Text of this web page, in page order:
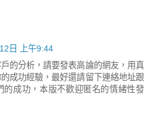
日 上午9:44
的分析，請要發表高論的網友，用真
成功經驗，最好還請留下連絡地址跟
的成功，本版不歡迎匿名的情緒性發